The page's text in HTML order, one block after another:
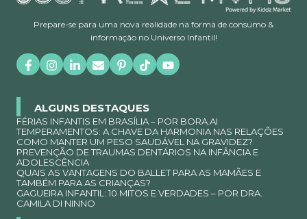
Prepare-se para uma nova realidade na forma de consumo &
informação no Universo Infantil!
ALGUNS DESTAQUES
FÉRIAS INFANTIS EM BRASÍLIA – POR BORA.AI
TEMPERAMENTOS: A CHAVE DA HARMONIA NAS RELAÇÕES
COMO MANTER UM PESO SAUDÁVEL NA GRAVIDEZ?
PREVENÇÃO DE TRAUMAS DENTÁRIOS NA INFÂNCIA E
ADOLESCÊNCIA
QUAIS AS VANTAGENS DO BALLET PARA AS MAMÃES E
TAMBÉM PARA AS CRIANÇAS?
GAGUEIRA INFANTIL: 10 MITOS E VERDADES – POR DRA.
CAMILA DI NINNO